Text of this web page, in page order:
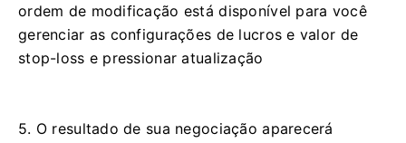
ordem de modificação está disponível para você
gerenciar as configurações de lucros e valor de
stop-loss e pressionar atualização
5. O resultado de sua negociação aparecerá